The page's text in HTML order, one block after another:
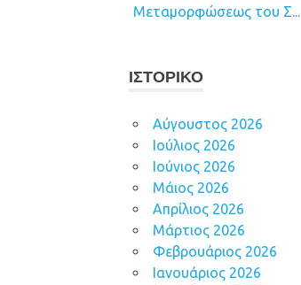
Μεταμορφώσεως του Σ...
ΙΣΤΟΡΙΚΌ
Αύγουστος 2026
Ιούλιος 2026
Ιούνιος 2026
Μάιος 2026
Απρίλιος 2026
Μάρτιος 2026
Φεβρουάριος 2026
Ιανουάριος 2026